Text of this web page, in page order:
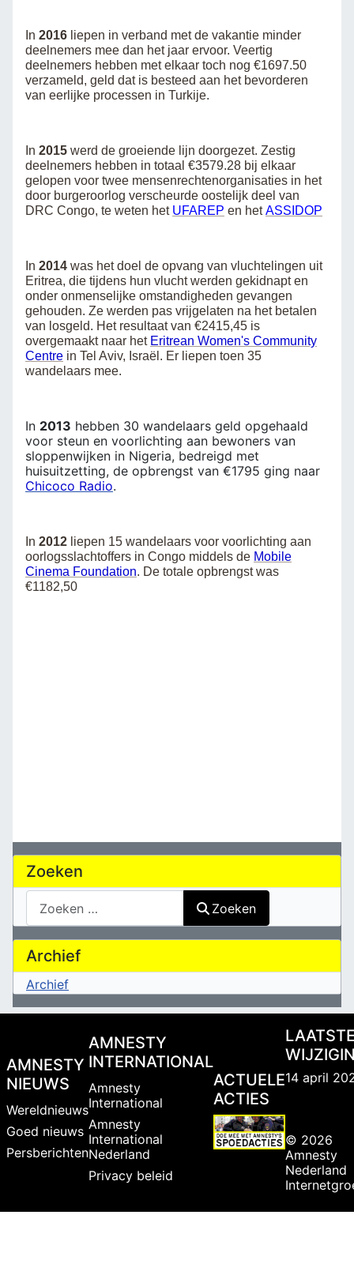
In 2016 liepen in verband met de vakantie minder
deelnemers mee dan het jaar ervoor. Veertig
deelnemers hebben met elkaar toch nog €1697.50
verzameld, geld dat is besteed aan het bevorderen
van eerlijke processen in Turkije.
In 2015 werd de groeiende lijn doorgezet. Zestig
deelnemers hebben in totaal €3579.28 bij elkaar
gelopen voor twee mensenrechtenorganisaties in het
door burgeroorlog verscheurde oostelijk deel van
DRC Congo, te weten het UFAREP en hetASSIDOP
In 2014 was het doel de opvang van vluchtelingen uit
Eritrea, die tijdens hun vlucht werden gekidnapt en
onder onmenselijke omstandigheden gevangen
gehouden. Ze werden pas vrijgelaten na het betalen
van losgeld. Het resultaat van €2415,45 is
overgemaakt naar het Eritrean Women's Community
Centre in Tel Aviv, Israël. Er liepen toen 35
wandelaars mee.
In 2013 hebben 30 wandelaars geld opgehaald
voor steun en voorlichting aan bewoners van
sloppenwijken in Nigeria, bedreigd met
huisuitzetting, de opbrengst van €1795 ging naar
Chicoco Radio.
In 2012 liepen 15 wandelaars voor voorlichting aan
oorlogsslachtoffers in Congo middels de Mobile
Cinema Foundation. De totale opbrengst was
€1182,50
Zoeken
Zoeken
Zoeken
Archief
Archief
AMNESTY
NIEUWS
Wereldnieuws
Goed nieuws
Persberichten
AMNESTY
INTERNATIONAL
Amnesty
International
Amnesty
International
Nederland
Privacy beleid
ACTUELE
ACTIES
14 april
© 2026
Amnesty
Nederland